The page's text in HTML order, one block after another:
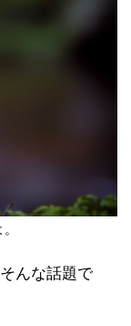
んな話題で